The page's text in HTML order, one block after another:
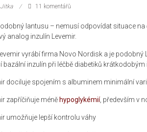
11 komentářů
lantusu – nemusí odpovídat situace na
analog inzulín Levemir.
vyrábí firma Novo Nordisk a je
bazální inzulín při léčbě diabetiků krátkodobým
dociluje spojením s albuminem minimální
zapříčiňuje méně hypoglykémií, především v
umožňuje lepší kontrolu váhy